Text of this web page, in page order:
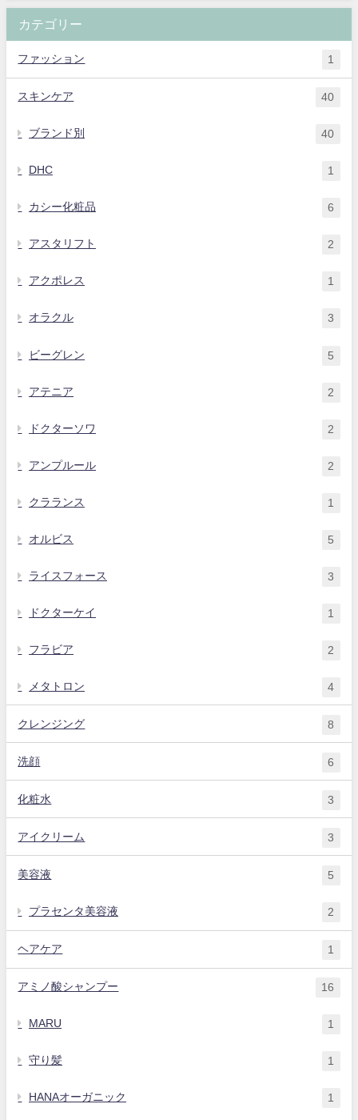
カテゴリー
ファッション 1
スキンケア 40
ブランド別 40
DHC 1
カシー化粧品 6
アスタリフト 2
アクポレス 1
オラクル 3
ビーグレン 5
アテニア 2
ドクターソワ 2
アンプルール 2
クラランス 1
オルビス 5
ライスフォース 3
ドクターケイ 1
フラビア 2
メタトロン 4
クレンジング 8
洗顔 6
化粧水 3
アイクリーム 3
美容液 5
プラセンタ美容液 2
ヘアケア 1
アミノ酸シャンプー 16
MARU 1
守り髪 1
HANAオーガニック 1